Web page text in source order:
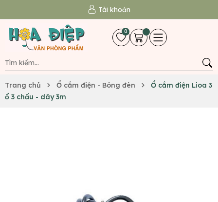
Tài khoản
0
Trang chủ Ổ cắm điện - Bóng đèn
Ổ cắm điện Lioa 3
ổ 3 chấu - dây 3m